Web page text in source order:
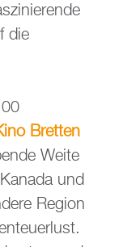
die
Bretten
Weite
und
Region